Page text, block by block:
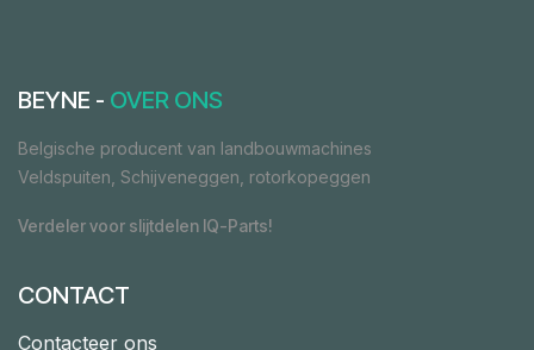
BEYNE - OVER ONS
Belgische producent van landbouwmachines
Veldspuiten, Schijveneggen, rotorkopeggen
Verdeler voor slijtdelen IQ-Parts!
CONTACT
Contacteer ons